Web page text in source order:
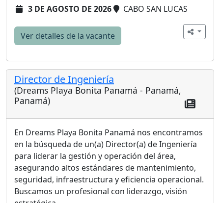
3 DE AGOSTO DE 2026 CABO SAN LUCAS
Ver detalles de la vacante
Director de Ingeniería
(Dreams Playa Bonita Panamá - Panamá,
Panamá)
En Dreams Playa Bonita Panamá nos encontramos
en la búsqueda de un(a) Director(a) de Ingeniería
para liderar la gestión y operación del área,
asegurando altos estándares de mantenimiento,
seguridad, infraestructura y eficiencia operacional.
Buscamos un profesional con liderazgo, visión